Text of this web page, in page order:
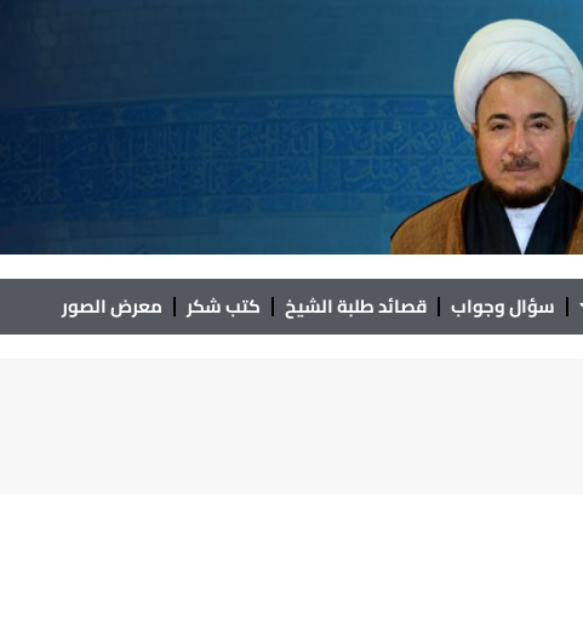
سؤال وجواب قصائد طلبة الشيخ كتب شكر معرض الصور